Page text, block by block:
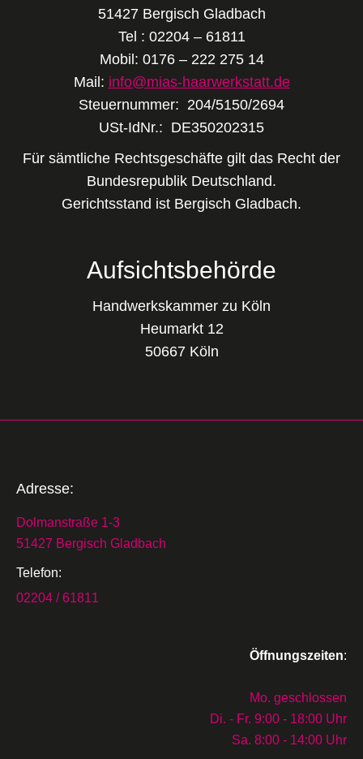
51427 Bergisch Gladbach
Tel : 02204 – 61811
Mobil: 0176 – 222 275 14
Mail: info@mias-haarwerkstatt.de
Steuernummer: 204/5150/2694
USt-IdNr.: DE350202315
Für sämtliche Rechtsgeschäfte gilt das Recht der
Bundesrepublik Deutschland.
Gerichtsstand ist Bergisch Gladbach.
Aufsichtsbehörde
Handwerkskammer zu Köln
Heumarkt 12
50667 Köln
Adresse:
Dolmanstraße 1-3
51427 Bergisch Gladbach
Telefon:
02204 / 61811
Öffnungszeiten:
Mo. geschlossen
Di. - Fr. 9:00 - 18:00 Uhr
Sa. 8:00 - 14:00 Uhr